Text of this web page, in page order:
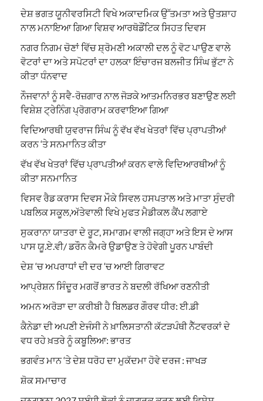
ਦੇਸ਼ ਭਗਤ ਯੂਨੀਵਰਸਿਟੀ ਵਿਖੇ ਅਕਾਦਮਿਕ ਉੱਤਮਤਾ ਅਤੇ ਉਤਸ਼ਾਹ
ਨਾਲ ਮਨਾਇਆ ਗਿਆ ਵਿਸ਼ਵ ਆਰਥੋਡੌਂਟਿਕ ਸਿਹਤ ਦਿਵਸ
ਨਗਰ ਨਿਗਮ ਚੋਣਾਂ ਵਿੱਚ ਸ਼੍ਰੋਮਣੀ ਅਕਾਲੀ ਦਲ ਨੂੰ ਵੋਟ ਪਾਉਣ ਵਾਲੇ
ਵੋਟਰਾਂ ਦਾ ਅਤੇ ਸਪੋਟਰਾਂ ਦਾ ਹਲਕਾ ਇੰਚਾਰਜ ਬਲਜੀਤ ਸਿੰਘ ਭੁੱਟਾ ਨੇ
ਕੀਤਾ ਧੰਨਵਾਦ
ਨੌਜਵਾਨਾਂ ਨੂੰ ਸਵੈ-ਰੋਜ਼ਗਾਰ ਨਾਲ ਜੋੜਕੇ ਆਤਮਨਿਰਭਰ ਬਣਾਉਣ ਲਈ
ਵਿਸ਼ੇਸ਼ ਟ੍ਰੇਨਿੰਗ ਪ੍ਰੋਗਰਾਮ ਕਰਵਾਇਆ ਗਿਆ
ਵਿਦਿਆਰਥੀ ਯੁਵਰਾਜ ਸਿੰਘ ਨੂੰ ਵੱਖ ਵੱਖ ਖੇਤਰਾਂ ਵਿੱਚ ਪ੍ਰਾਪਤੀਆਂ
ਕਰਨ ‘ਤੇ ਸਨਮਾਨਿਤ ਕੀਤਾ
ਵੱਖ ਵੱਖ ਖੇਤਰਾਂ ਵਿੱਚ ਪ੍ਰਾਪਤੀਆਂ ਕਰਨ ਵਾਲੇ ਵਿਦਿਆਰਥੀਆਂ ਨੂੰ
ਕੀਤਾ ਸਨਮਾਨਿਤ
ਵਿਸਵ ਰੈਡ ਕਰਾਸ ਦਿਵਸ ਮੌਕੇ ਸਿਵਲ ਹਸਪਤਾਲ ਅਤੇ ਮਾਤਾ ਸੁੰਦਰੀ
ਪਬਲਿਕ ਸਕੂਲ,ਅੱਤੇਵਾਲੀ ਵਿਖੇ ਮੁਫਤ ਮੈਡੀਕਲ ਕੈਂਪ ਲਗਾਏ
ਸੁਕਰਾਨਾ ਯਾਤਰਾ ਦੇ ਰੂਟ, ਸਮਾਗਮ ਵਾਲੀ ਜਗ੍ਹਾ ਅਤੇ ਇਸ ਦੇ ਆਸ
ਪਾਸ ਯੂ.ਏ.ਵੀ/ ਡਰੌਨ ਕੈਮਰੇ ਉਡਾਉਣ ਤੇ ਹੋਵੇਗੀ ਪੂਰਨ ਪਾਬੰਦੀ
ਦੇਸ਼ ‘ਚ ਅਪਰਾਧਾਂ ਦੀ ਦਰ ‘ਚ ਆਈ ਗਿਰਾਵਟ
ਆਪ੍ਰੇਸ਼ਨ ਸਿੰਦੂਰ ਮਗਰੋਂ ਭਾਰਤ ਨੇ ਬਦਲੀ ਰੱਖਿਆ ਰਣਨੀਤੀ
ਅਮਨ ਅਰੋੜਾ ਦਾ ਕਰੀਬੀ ਹੈ ਬਿਲਡਰ ਗੌਰਵ ਧੀਰ: ਈ.ਡੀ
ਕੈਨੇਡਾ ਦੀ ਅਪਣੀ ਏਜੰਸੀ ਨੇ ਖ਼ਾਲਿਸਤਾਨੀ ਕੱਟੜਪੰਥੀ ਨੈੱਟਵਰਕਾਂ ਦੇ
ਵਧ ਰਹੇ ਖ਼ਤਰੇ ਨੂੰ ਕਬੂਲਿਆ: ਭਾਰਤ
ਭਗਵੰਤ ਮਾਨ ‘ਤੇ ਦੇਸ਼ ਧਰੋਹ ਦਾ ਮੁਕੱਦਮਾ ਹੋਵੇ ਦਰਜ : ਜਾਖੜ
ਸ਼ੋਕ ਸਮਾਚਾਰ